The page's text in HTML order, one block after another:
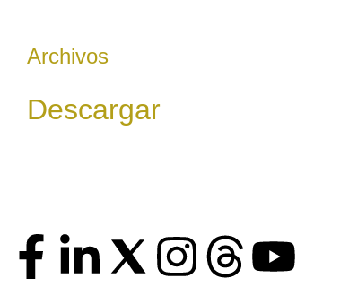
Archivos
Descargar